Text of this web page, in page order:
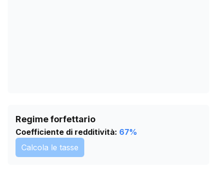
Regime forfettario
Coefficiente di redditività: 67%
Calcola le tasse